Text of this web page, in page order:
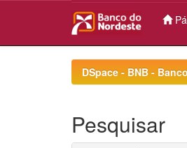
DSpace - BNB -
Pesquisar